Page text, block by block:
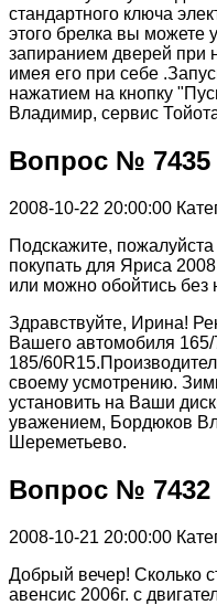
стандартного ключа
этого брелка вы можете
запиранием дверей при
имея его при себе
нажатием на кнопку
Владимир, сервис
Вопрос № 7435
2008-10-22 20:00:00
Подскажите,
покупать для Яриса
или можно обойтись без
Здравствуйте, Ирина!
Вашего автомобиля
185/
своему усмотрению.
установить на Ваши
уважением, Бордюков
Шереметьево.
Вопрос № 7432
2008-10-21 20:00:00
Добрый вечер! Сколько
авенсис 2006г. с